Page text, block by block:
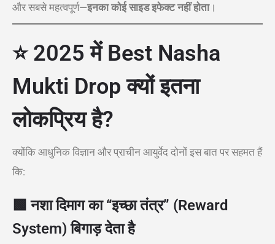
और सबसे महत्वपूर्ण—इनका कोई साइड इफेक्ट नहीं होता।
⭐ 2025 में Best Nasha
Mukti Drop क्यों इतना
लोकप्रिय है?
क्योंकि आधुनिक विज्ञान और प्राचीन आयुर्वेद दोनों इस बात पर सहमत हैं
कि:
🟩 नशा दिमाग का “इच्छा तंत्र” (Reward
System) बिगाड़ देता है